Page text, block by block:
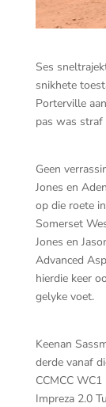
Ses
snikhete
Porterville
pas was straf
Geen
Jones en
op die roete
Somerset
Jones en
Advanced
hierdie keer
gelyke voet.
Keenan
derde vanaf
CCMCC
Impreza 2.0